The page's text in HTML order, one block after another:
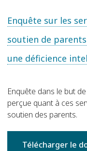
Enquête sur les
soutien de
une déficience
Enquête dans le but
perçue quant à ces
soutien des parents.
Télécharger le